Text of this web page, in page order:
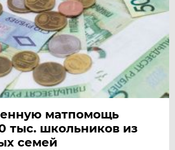
матпомощь
тыс. школьников из
семей